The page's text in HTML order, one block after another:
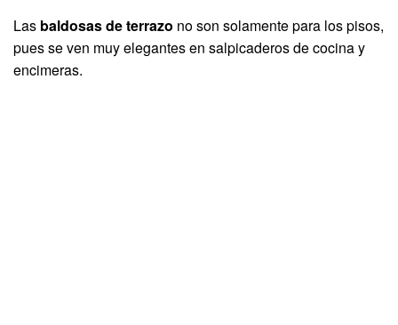
Las baldosas de terrazo no son solamente para los pisos,
pues se ven muy elegantes en salpicaderos de cocina y
encimeras.